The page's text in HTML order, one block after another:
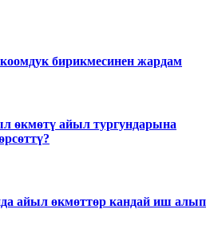
бирикмесинен жардам
ѳкмѳтү айыл тургундарына
айыл өкмөттөр кандай иш алып